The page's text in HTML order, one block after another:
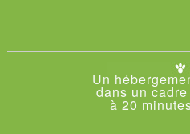
Un
dans un
à 20